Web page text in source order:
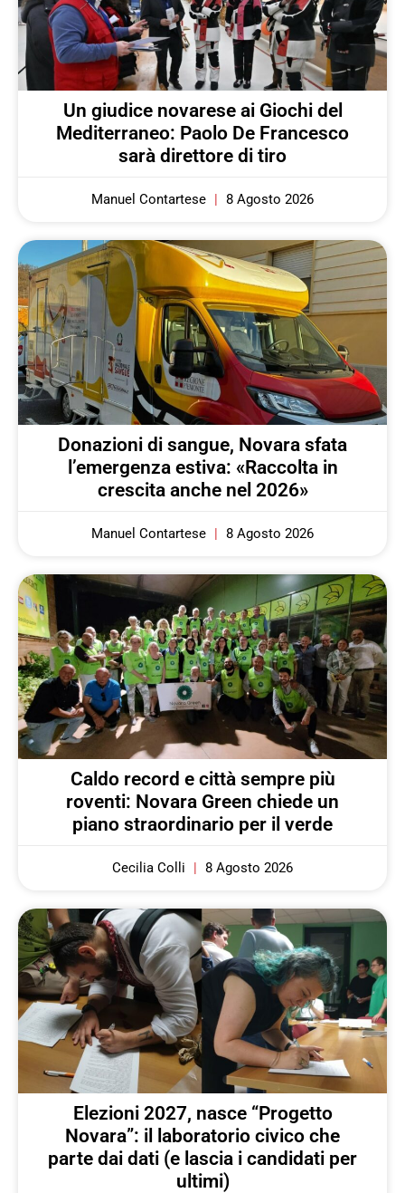
Un giudice novarese ai Giochi del
Mediterraneo: Paolo De Francesco
sarà direttore di tiro
Manuel Contartese 8 Agosto 2026
Donazioni di sangue, Novara sfata
l’emergenza estiva: «Raccolta in
crescita anche nel 2026»
Manuel Contartese 8 Agosto 2026
Caldo record e città sempre più
roventi: Novara Green chiede un
piano straordinario per il verde
Cecilia Colli 8 Agosto 2026
Elezioni 2027, nasce “Progetto
Novara”: il laboratorio civico che
parte dai dati (e lascia i candidati per
ultimi)